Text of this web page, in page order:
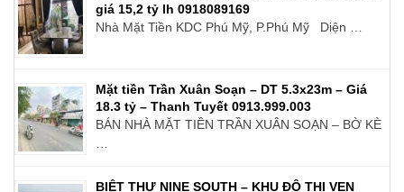
giá 15,2 tỷ lh 0918089169
Nhà Mặt Tiền KDC Phú Mỹ, P.Phú Mỹ Diện …
Mặt tiền Trần Xuân Soạn – DT 5.3x23m – Giá
18.3 tỷ – Thanh Tuyết 0913.999.003
BÁN NHÀ MẶT TIỀN TRẦN XUÂN SOẠN – BỜ KÈ
BIỆT THỰ NINE SOUTH – KHU ĐÔ THỊ VEN